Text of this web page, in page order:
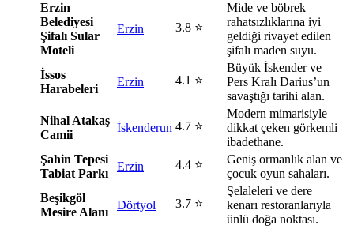
Erzin
Belediyesi
Şifalı Sular
Moteli
Erzin 3.8 ⭐
Mide ve böbrek
rahatsızlıklarına iyi
geldiği rivayet edilen
şifalı maden suyu.
İssos
Harabeleri
Erzin 4.1 ⭐
Büyük İskender ve
Pers Kralı Darius’un
savaştığı tarihi alan.
Nihal Atakaş
Camii
İskenderun 4.7 ⭐
Modern mimarisiyle
dikkat çeken görkemli
ibadethane.
Şahin Tepesi
Tabiat Parkı
Erzin 4.4 ⭐
Geniş ormanlık alan ve
çocuk oyun sahaları.
Beşikgöl
Mesire Alanı
Dörtyol 3.7 ⭐
Şelaleleri ve dere
kenarı restoranlarıyla
ünlü doğa noktası.